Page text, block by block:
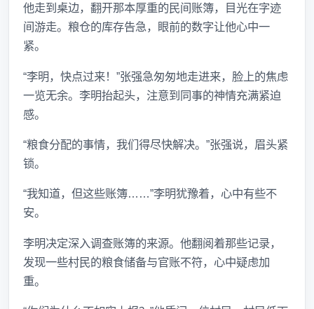
他走到桌边，翻开那本厚重的民间账簿，目光在字迹
间游走。粮仓的库存告急，眼前的数字让他心中一
紧。
“李明，快点过来！”张强急匆匆地走进来，脸上的焦虑
一览无余。李明抬起头，注意到同事的神情充满紧迫
感。
“粮食分配的事情，我们得尽快解决。”张强说，眉头紧
锁。
“我知道，但这些账簿……”李明犹豫着，心中有些不
安。
李明决定深入调查账簿的来源。他翻阅着那些记录，
发现一些村民的粮食储备与官账不符，心中疑虑加
重。